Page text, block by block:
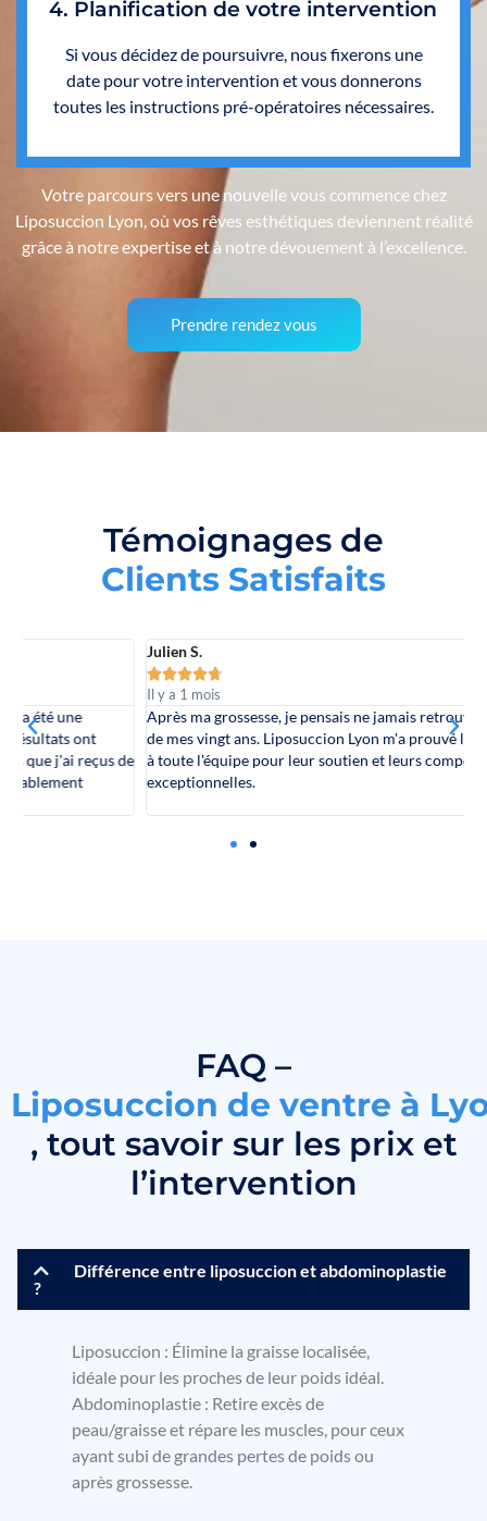
4. Planification de votre intervention
Si vous décidez de poursuivre, nous fixerons une
date pour votre intervention et vous donnerons
toutes les instructions pré-opératoires nécessaires.
Votre parcours vers une nouvelle vous commence chez
Liposuccion Lyon, où vos rêves esthétiques deviennent réalité
grâce à notre expertise et à notre dévouement à l’excellence.
Prendre rendez vous
Témoignages de
Clients atisfaits
Après ma grossesse, je pensais ne jamais retrouver la silhouette
de mes vingt ans. Liposuccion Lyon m'a prouvé le contraire. Merci
à toute l'équipe pour leur soutien et leurs compétences
exceptionnelles.
FAQ –
Liposuccion de ventre à Ly
, tout savoir sur les prix et
l’intervention
Différence entre liposuccion et abdominoplastie
?
Liposuccion : Élimine la graisse localisée,
idéale pour les proches de leur poids idéal.
Abdominoplastie : Retire excès de
peau/graisse et répare les muscles, pour ceux
ayant subi de grandes pertes de poids ou
après grossesse.